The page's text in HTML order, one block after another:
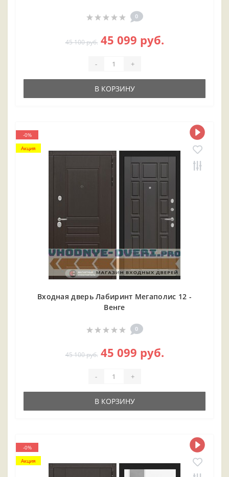
0
45 100 руб. 45 099 руб.
- +
В КОРЗИНУ
-0%
Акция
Входная дверь Лабиринт Мегаполис 12 -
Венге
0
45 100 руб. 45 099 руб.
- +
В КОРЗИНУ
-0%
Акция